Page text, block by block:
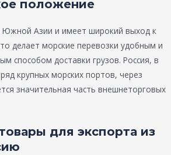
положение
Южной Азии и имеет широкий выход к
делает морские перевозки удобным и
способом доставки грузов. Россия, в
крупных морских портов, через
значительная часть внешнеторговых
для экспорта из